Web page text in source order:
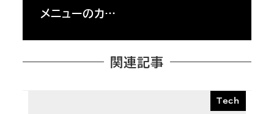
メニューのカ…
関連記事
Tech